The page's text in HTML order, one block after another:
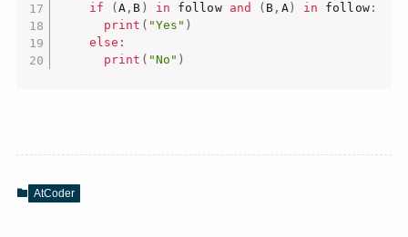
if
(A , B ) in follow and ( B , A) in follow:
print ( "Yes" )
else :
print ( "No" )
AtCoder